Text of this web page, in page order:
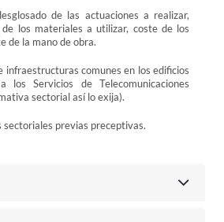
de las actuaciones a realizar,
de los materiales a utilizar, coste de los
de la mano de obra.
infraestructuras comunes en los edificios
los Servicios de Telecomunicaciones
sectorial así lo exija).
sectoriales previas preceptivas.